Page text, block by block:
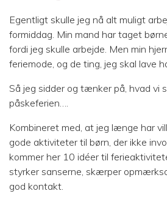
Egentligt skulle jeg nå alt muligt
formiddag. Min mand har taget
fordi jeg skulle arbejde. Men min
feriemode, og de ting, jeg skal lave
Så jeg sidder og tænker på, hvad vi
påskeferien….
Kombineret med, at jeg længe har
gode aktiviteter til børn, der ikke
kommer her 10 idéer til
styrker sanserne, skærper
god kontakt.